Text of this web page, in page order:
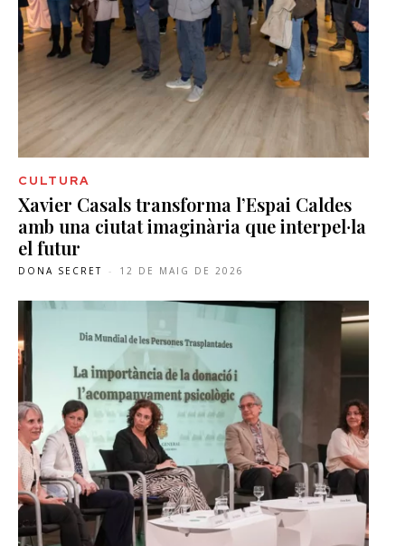
CULTURA
Xavier Casals transforma l’Espai Caldes
amb una ciutat imaginària que interpel·la
el futur
DONA SECRET - 12 DE MAIG DE 2026